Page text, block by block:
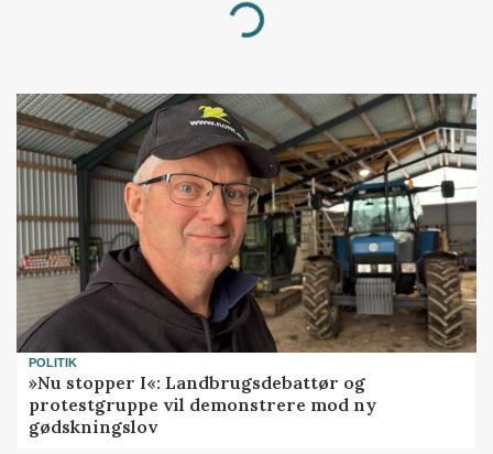
Loading...
POLITIK
»Nu stopper I«: Landbrugsdebattør og
protestgruppe vil demonstrere mod ny
gødskningslov